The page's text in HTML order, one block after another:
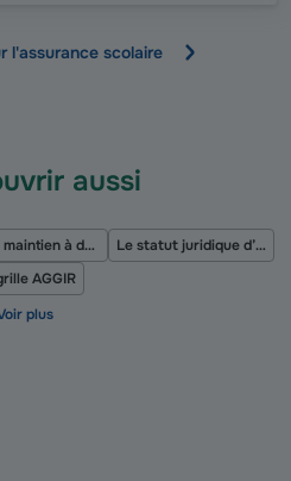
l'assurance scolaire
aussi
Aide au maintien à domicile
Le statut juridique d’un aidant familial
AGGIR